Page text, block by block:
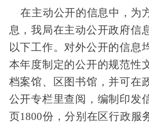
在主动公开的信息中，为
息，我局在主动公开政府信
以下工作。对外公开的信息
本年度制定的公开的规范性
档案馆、区图书馆，并可在
公开专栏里查阅，编制印发
页1800份，分别在区行政服